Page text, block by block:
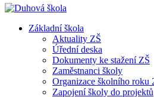
Základní škola
Aktuality ZŠ
Úřední deska
Dokumenty ke stažení ZŠ
Zaměstnanci školy
Organizace školního roku
Zapojení školy do projektů